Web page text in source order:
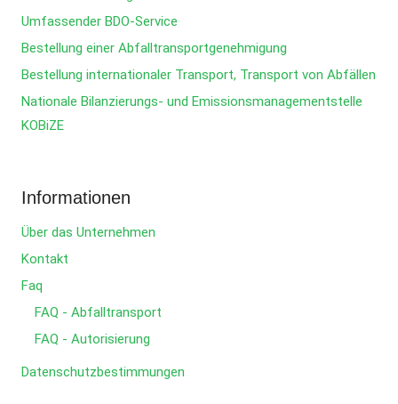
Umfassender BDO-Service
Bestellung einer Abfalltransportgenehmigung
Bestellung internationaler Transport, Transport von Abfällen
Nationale Bilanzierungs- und Emissionsmanagementstelle
KOBiZE
Informationen
Über das Unternehmen
Kontakt
Faq
FAQ - Abfalltransport
FAQ - Autorisierung
Datenschutzbestimmungen